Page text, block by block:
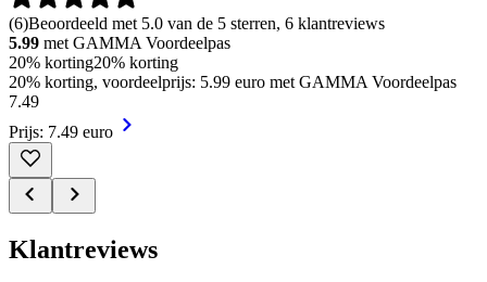
(6)Beoordeeld met 5.0 van de 5 sterren, 6 klantreviews
5.99 met GAMMA Voordeelpas
20% korting20% korting
20% korting, voordeelprijs: 5.99 euro met GAMMA Voordeelpas
7.49
Prijs: 7.49 euro
Klantreviews